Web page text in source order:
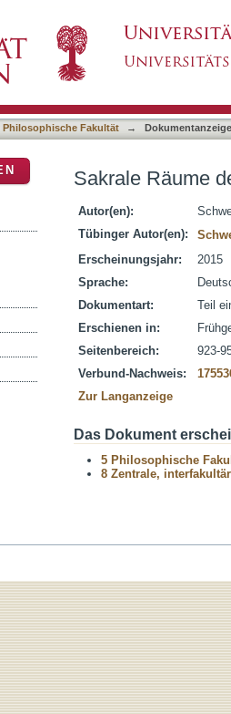
Philosophische Fakultät → Dokumentanzeige
Sakrale Räume
Autor(en):
Tübinger Autor(en):
Erscheinungsjahr:
2015
Sprache:
Dokumentart:
Teil
Erschienen in:
Seitenbereich:
923-
Verbund-Nachweis:
Zur Langanzeige
Das Dokument
5 Philosophische
8 Zentrale,